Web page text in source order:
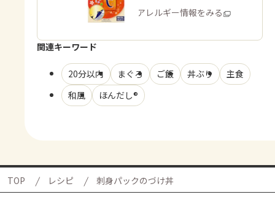
商品・アレルギー情報をみる
関連キーワード
20分以内 まぐろ ご飯 丼ぶり
主食
和風
ほんだし®
TOP レシピ 刺身パックのづけ丼